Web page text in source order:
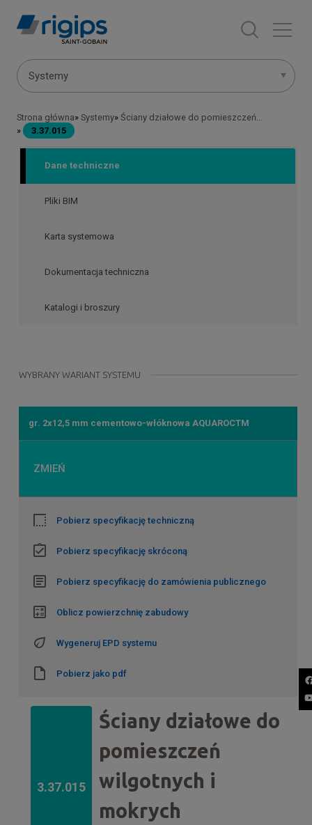
Menu
Systemy
Ścieżka
nawigacyjna
Strona główna Systemy Ściany działowe do pomieszczeń...
3.37.015
Dane techniczne
Pliki BIM
Karta systemowa
Dokumentacja techniczna
Katalogi i broszury
WYBRANY WARIANT SYSTEMU
gr. 2x12,5 mm cementowo-włóknowa AQUAROCTM
ZMIEŃ
Pobierz specyfikację techniczną
Pobierz specyfikację skróconą
Pobierz specyfikację do zamówienia publicznego
Oblicz powierzchnię zabudowy
Wygeneruj EPD systemu
Pobierz jako pdf
3.37.015
Ściany działowe do
pomieszczeń
wilgotnych i
mokrych